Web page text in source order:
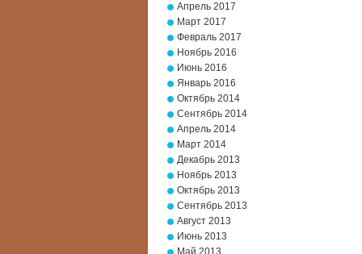
Апрель 2017
Март 2017
Февраль 2017
Ноябрь 2016
Июнь 2016
Январь 2016
Октябрь 2014
Сентябрь 2014
Апрель 2014
Март 2014
Декабрь 2013
Ноябрь 2013
Октябрь 2013
Сентябрь 2013
Август 2013
Июнь 2013
Май 2013